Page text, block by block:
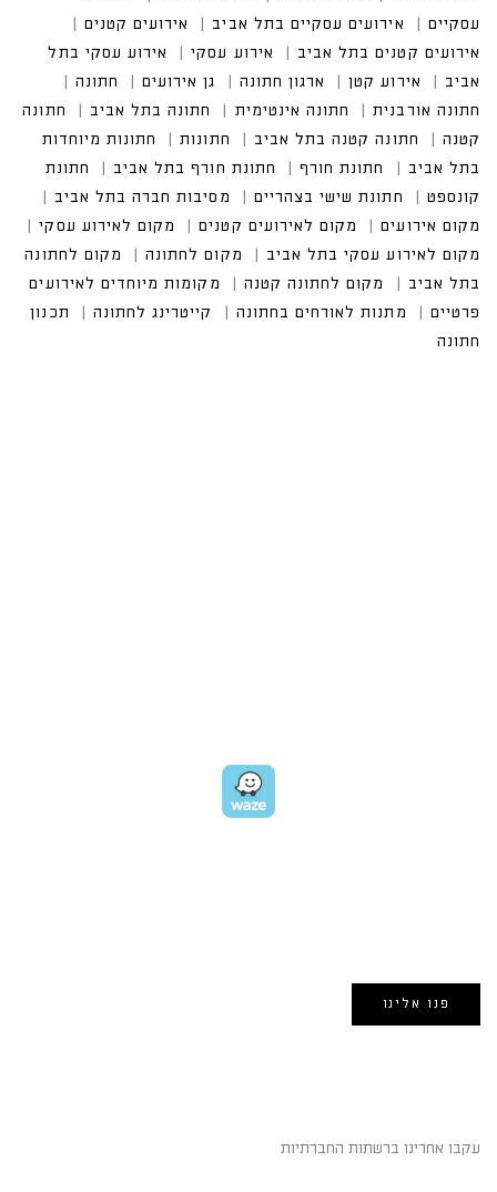
עסקיים
אירועים עסקיים בתל אביב
אירועים קטנים
אירועים קטנים בתל אביב
אירוע עסקי
אירוע עסקי בתל
אביב
אירוע קטן ארגון חתונה גן אירועים
חתונה
חתונה אורבנית
חתונה אינטימית חתונה בתל אביב
חתונה
קטנה
חתונה קטנה בתל אביב חתונות
חתונות מיוחדות
בתל אביב
חתונת חורף חתונת חורף בתל אביב
חתונת
קונספט
חתונת שישי בצהריים
מסיבות חברה בתל אביב
מקום אירועים
מקום לאירועים קטנים
מקום לאירוע עסקי
מקום לאירוע עסקי בתל אביב
מקום לחתונה
מקום לחתונה
בתל אביב
מקום לחתונה קטנה
מקומות מיוחדים לאירועים
פרטיים
מתנות לאורחים בחתונה קייטרינג לחתונה
תכנון
חתונה
פנו אלינו
עקבו אחרינו ברשתות החברתיות